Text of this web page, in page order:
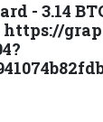
- 3.14
https://